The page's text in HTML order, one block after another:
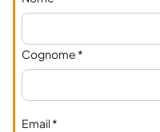
Cognome*
Email*